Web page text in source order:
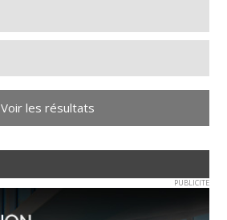
Voir les résultats
PUBLICITE